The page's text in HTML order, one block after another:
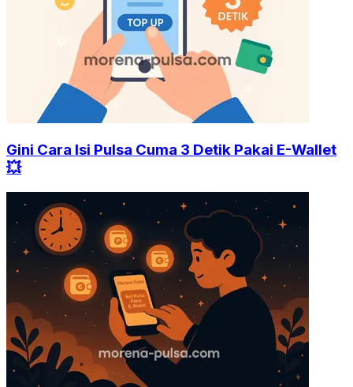
Gini Cara Isi Pulsa Cuma 3 Detik Pakai E-Wallet
💥